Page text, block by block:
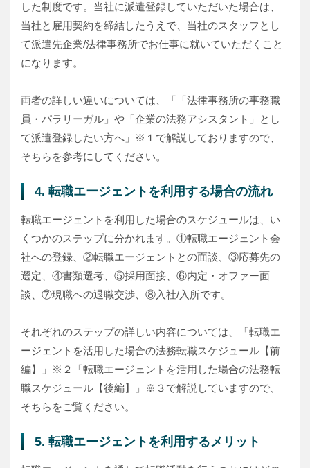
した制度です。当社に派遣登録していただいた場合は、
当社と雇用契約を締結したうえで、当社のスタッフとし
て派遣先企業/法律事務所でお仕事に就いていただくこと
になります。
両者の詳しい違いについては、「「法律事務所の事務職
員・パラリーガル」や「企業の法務アシスタント」とし
て派遣登録したい方へ」※１で解説しておりますので、
そちらを参考にしてください。
4. 転職エージェントを利用する場合の流れ
転職エージェントを利用した場合のスケジュールは、い
くつかのステップに分かれます。①転職エージェント会
社への登録、②転職エージェントとの面談、③応募先の
選定、④書類選考、⑤採用面接、⑥内定・オファー面
談、⑦現職への退職交渉、⑧入社/入所です。
それぞれのステップの詳しい内容については、「転職エ
ージェントを活用した場合の法務転職スケジュール【前
編】」※２「転職エージェントを活用した場合の法務転
職スケジュール【後編】」※３で解説していますので、
そちらをご覧ください。
5. 転職エージェントを利用するメリット